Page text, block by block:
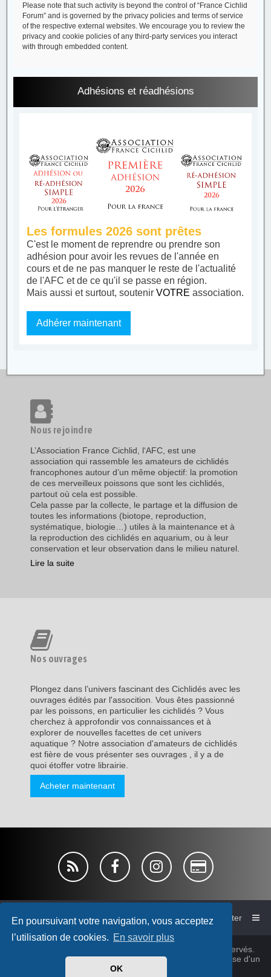
En poursuivant votre navigation, vous acceptez
l’utilisation de cookies. En savoir plus
OK
Please note that such activity is beyond the control of “France Cichlid
Forum” and is governed by the privacy policies and terms of service
of the respective external websites. We encourage you to review the
privacy and cookie policies of any third-party services you interact
with through embedded content.
Adhésions et réadhésions
Les formules 2026 sont prêtes
C'est le moment de reprendre ou prendre son
adhésion pour avoir les revues de l'année en
cours et de ne pas manquer le reste de l'actualité
de l'AFC et de ce qu'il se passe en région.
Mais aussi et surtout, soutenirVOTRE association.
Adhérer maintenant
Nous rejoindre
L’Association France Cichlid, l‘AFC, est une
association qui rassemble les amateurs de cichlidés
francophones autour d’un même objectif: la promotion
de ces merveilleux poissons que sont les cichlidés,
partout où cela est possible.
Cela passe par la collecte, le partage et la diffusion de
toutes les informations (biotope, reproduction,
systématique, biologie…) utiles à la maintenance et à
la reproduction des cichlidés en aquarium, ou à leur
conservation et leur observation dans le milieu naturel.
Lire la suite
Nos ouvrages
Plongez dans l’univers fascinant des Cichlidés avec les
ouvrages édités par l'assocition. Vous êtes passionné
par les poissons, en particulier les cichlidés ? Vous
cherchez à approfondir vos connaissances et à
explorer de nouvelles facettes de cet univers
aquatique ? Notre association d'amateurs de cichlidés
est fière de vous présenter ses ouvrages , il y a de
quoi étoffer votre librairie.
Acheter maintenant
Accueil du forum de l'AFC Nous contacter
© Association France Cichlid 1980~2026, tous droits réservés.
Cichlidsforum-V4 style bymicka76&cabot
© 2025 Sur base d'un
design